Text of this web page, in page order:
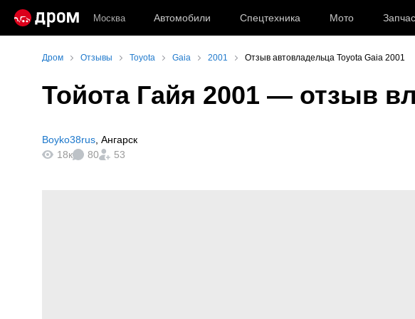
Москва Автомобили Спецтехника Мото
Дром Отзывы Toyota Gaia 2001 Отзыв автовладельца Toyota Gaia 2001
Тойота Гайя 2001 — отзыв
Boyko38rus Ангарск
18к
80 53